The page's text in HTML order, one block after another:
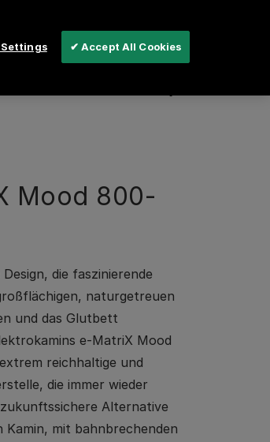
Mood 800-
die faszinierende
naturgetreuen
und das Glutbett
e-MatriX Mood
reichhaltige und
die immer wieder
Alternative
Kamin, mit bahnbrechenden
Settings ✔ Accept All Cookies